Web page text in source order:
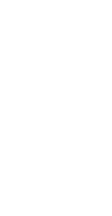
*D* PACK M * 1
OUVRANT*